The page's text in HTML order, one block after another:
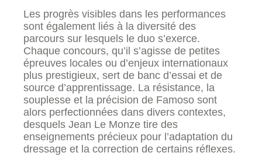
Les progrès visibles dans les performances
sont également liés à la diversité des
parcours sur lesquels le duo s’exerce.
Chaque concours, qu’il s’agisse de petites
épreuves locales ou d’enjeux internationaux
plus prestigieux, sert de banc d’essai et de
source d’apprentissage. La résistance, la
souplesse et la précision de Famoso sont
alors perfectionnées dans divers contextes,
desquels Jean Le Monze tire des
enseignements précieux pour l’adaptation du
dressage et la correction de certains réflexes.